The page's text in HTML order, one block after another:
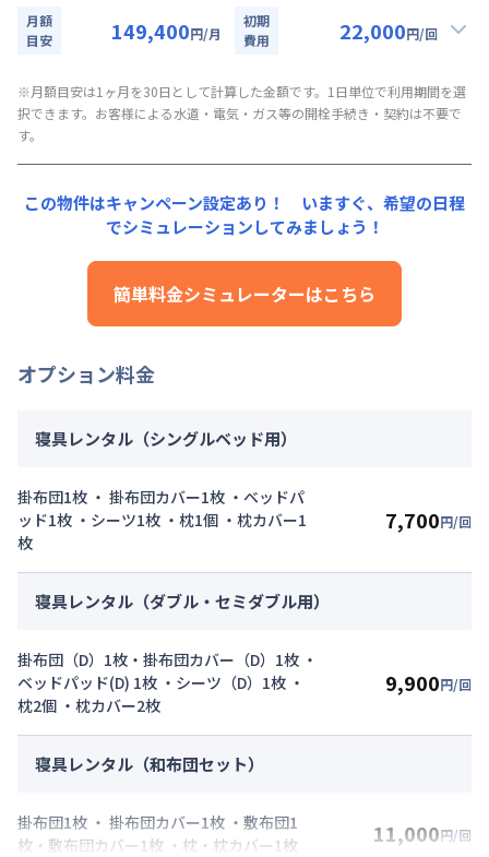
お部屋が無くなり次第終了します。
契約事務手数料
（税抜）
光熱費：
24,000円/月 (800円/日) (税抜)
清掃料：
20,000円/回 (税抜)
管理費：24,000円/月 (800円/日)
初期費用詳細料金
契約事務手数料
月額
目安
149,400円/月
初期
費用
22,000円/回
月額賃料目安詳細料金（30日利用）
賃料：99,000円/月 (3,300円/日)
光熱費：
清掃料：15,000円/回 (税抜)
その他費用詳細料金
24,000円/月 (800円/日)
契約事務手数料
※月額目安は1ヶ月を30日として計算した金額です。1日単位で利用期間を選
択できます。お客様による水道・電気・ガス等の開栓手続き・契約は不要で
す。
この物件はキャンペーン設定あり！ いますぐ、 希望の日程
でシミュレーションしてみましょう！
簡単料金シミュレーターはこちら
オプション料金
寝具レンタル（シングルベッド用）
掛布団1枚 ・ 掛布団カバー1枚 ・ベッドパ
ッド1枚 ・シーツ1枚 ・枕1個 ・枕カバー1
枚
7,700円/回
寝具レンタル（ダブル・セミダブル用）
掛布団（D）1枚・掛布団カバー（D）1枚 ・
ベッドパッド(D) 1枚 ・シーツ（D）1枚 ・
枕2個 ・枕カバー2枚
9,900円/回
寝具レンタル（和布団セット）
掛布団1枚 ・ 掛布団カバー1枚 ・敷布団1
枚・敷布団カバー1枚 ・枕・枕カバー1枚
11,000円/回